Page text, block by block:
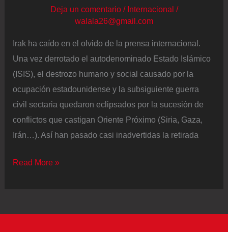
Deja un comentario / Internacional /
walala26@gmail.com
Irak ha caído en el olvido de la prensa internacional.
Una vez derrotado el autodenominado Estado Islámico
(ISIS), el destrozo humano y social causado por la
ocupación estadounidense y la subsiguiente guerra
civil sectaria quedaron eclipsados por la sucesión de
conflictos que castigan Oriente Próximo (Siria, Gaza,
Irán…). Así han pasado casi inadvertidas la retirada
Irak,
Read More »